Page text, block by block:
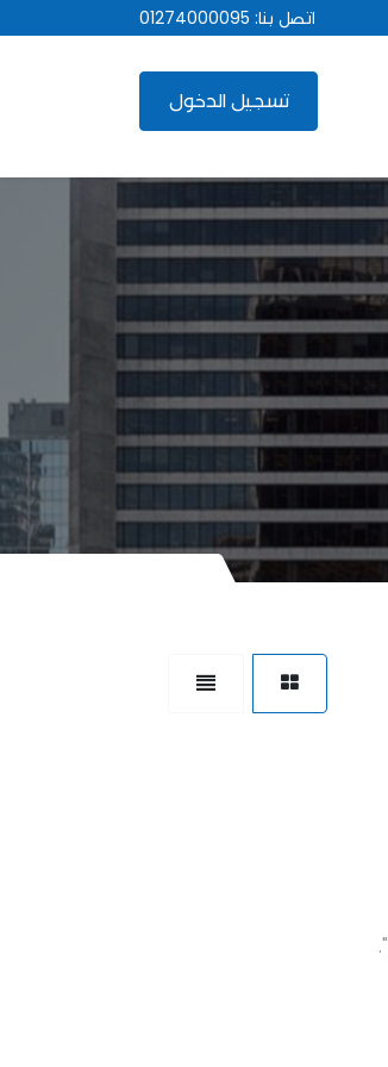
اتصل بنا: 01274000095
تسجيل الدخول
".